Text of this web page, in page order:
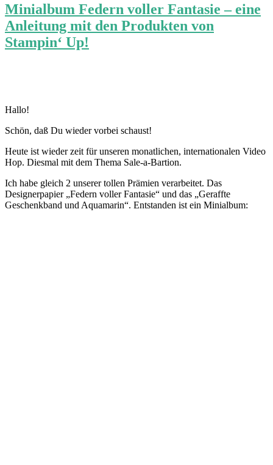
Minialbum Federn voller Fantasie – eine
Anleitung mit den Produkten von
Stampin‘ Up!
Hallo!
Schön, daß Du wieder vorbei schaust!
Heute ist wieder zeit für unseren monatlichen, internationalen Video
Hop. Diesmal mit dem Thema Sale-a-Bartion.
Ich habe gleich 2 unserer tollen Prämien verarbeitet. Das
Designerpapier „Federn voller Fantasie“ und das „Geraffte
Geschenkband und Aquamarin“. Entstanden ist ein Minialbum: